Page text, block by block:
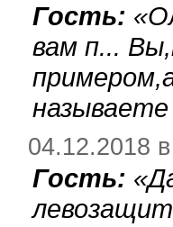
Гость: «
вам п...
04.12.2018
Гость: «